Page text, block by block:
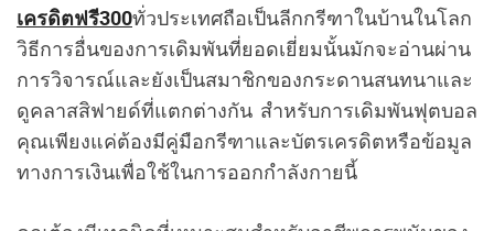
เครดิตฟรี300ทั่วประเทศถือเป็นลีกกรีฑาในบ้านในโลก
วิธีการอื่นของการเดิมพันที่ยอดเยี่ยมนั้นมักจะอ่านผ่าน
การวิจารณ์และยังเป็นสมาชิกของกระดานสนทนาและ
ดูคลาสสิฟายด์ที่แตกต่างกัน สำหรับการเดิมพันฟุตบอล
คุณเพียงแค่ต้องมีคู่มือกรีฑาและบัตรเครดิตหรือข้อมูล
ทางการเงินเพื่อใช้ในการออกกำลังกายนี้